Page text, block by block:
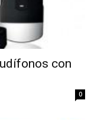
con
0